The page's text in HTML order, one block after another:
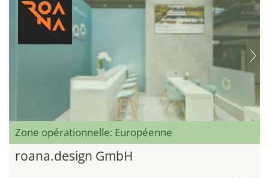
Zone opérationnelle: Européenne
roana.design GmbH